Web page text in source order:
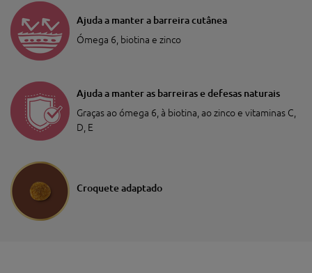
Ajuda a manter a barreira cutânea
Ómega 6, biotina e zinco
Ajuda a manter as barreiras e defesas naturais
Graças ao ómega 6, à biotina, ao zinco e vitaminas C,
D, E
Croquete adaptado